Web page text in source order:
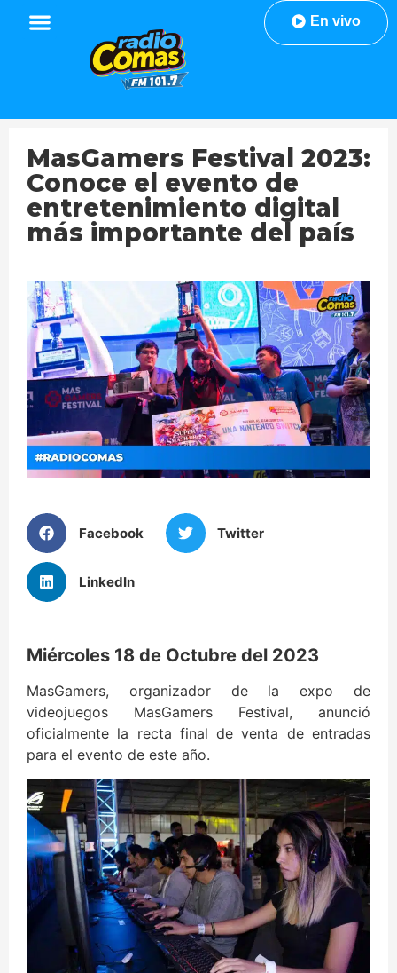
En vivo
MasGamers Festival 2023:
Conoce el evento de
entretenimiento digital
más importante del país
Facebook Twitter
LinkedIn
Miércoles 18 de Octubre del 2023
MasGamers, organizador de la expo de
videojuegos MasGamers Festival, anunció
oficialmente la recta final de venta de entradas
para el evento de este año.